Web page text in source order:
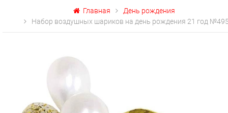
Главная
День рождения
Набор воздушных шариков на день рождения 21 год